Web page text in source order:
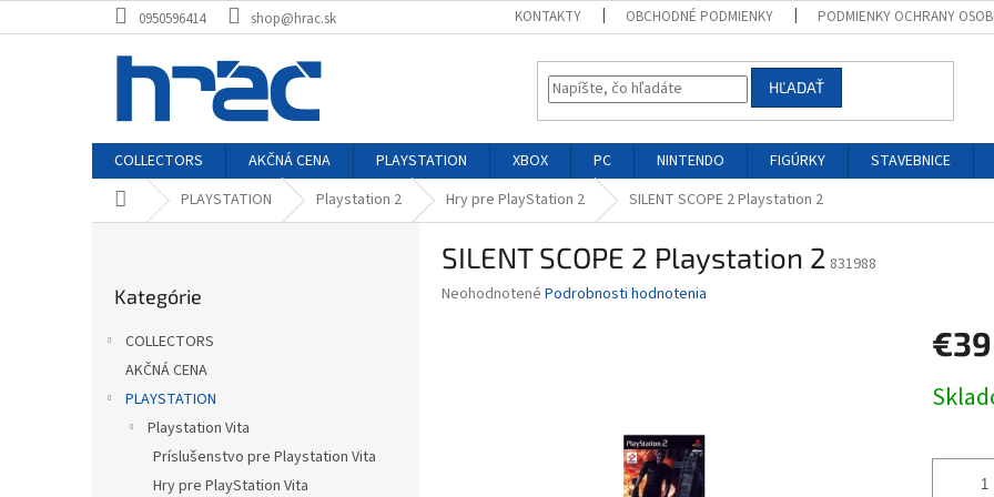
na
0950596414 shop@hrac.sk KONTAKTY OBCHODNÉ PODMIENKY PODMIENKY OCHRANY
HĽADAŤ
COLLECTORS AKČNÁ CENA PLAYSTATION XBOX PC NINTENDO FIGÚRKY STAVEBNICE
DomovPLAYSTATION Playstation 2 Hry pre PlayStation 2 SILENT SCOPE 2 Playstation 2
kategórie
Kategórie
COLLECTORS
AKČNÁ CENA
PLAYSTATION
Playstation Vita
Príslušenstvo pre Playstation Vita
Hry pre PlayStation Vita
SILENT SCOPE 2 Playstation 2 831988
Priemerné
Neohodnotené Podrobnosti hodnotenia
€39
cena: